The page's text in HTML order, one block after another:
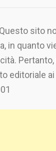
sito
in quanto
editoriale